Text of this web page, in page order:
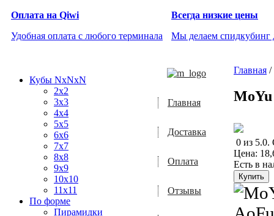
Оплата на Qiwi
Удобная оплата с любого терминала
Всегда низкие цены
Мы делаем спидкубинг
Кубы NxNxN
2x2
3x3
4x4
5x5
6x6
7x7
8x8
9x9
10x10
11x11
По форме
Пирамидки
Главная /
0 из 5.0.
Цена:
Есть в
Главная
Доставка
Оплата
Отзывы